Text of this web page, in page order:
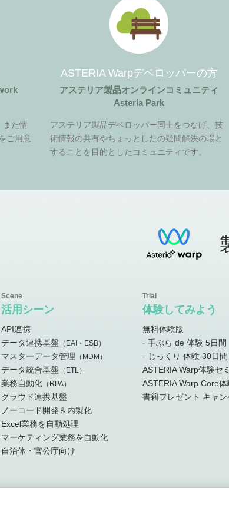
また情
ご用意
ASTERIA Warpデベロッパーの方
アステリア製品オンラインコミュニティ
Asteria Park
アステリア製品デベロッパー同士をつなげ、技
術情報の共有やちょっとしたの疑問解決の場と
することを目的としたコミュニティです。
活用シーン
API連携
データ連携基盤
（EAI・ESB）
マスターデータ管理 （MDM）
データ統合基盤 （ETL）
業務自動化 （RPA）
クラウド連携基盤
ノーコード開発＆内製化
Excel業務を自動処理
マーケティング業務を自動化
自治体・官公庁向け
体験してみよう
無料体験版
手ぶら de 体験 5日間
じっくり 体験 30日間
ASTERIA Warp体験セ
ASTERIA Warp Core
書籍プレゼント キャン